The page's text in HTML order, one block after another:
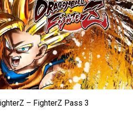
– FighterZ Pass 3